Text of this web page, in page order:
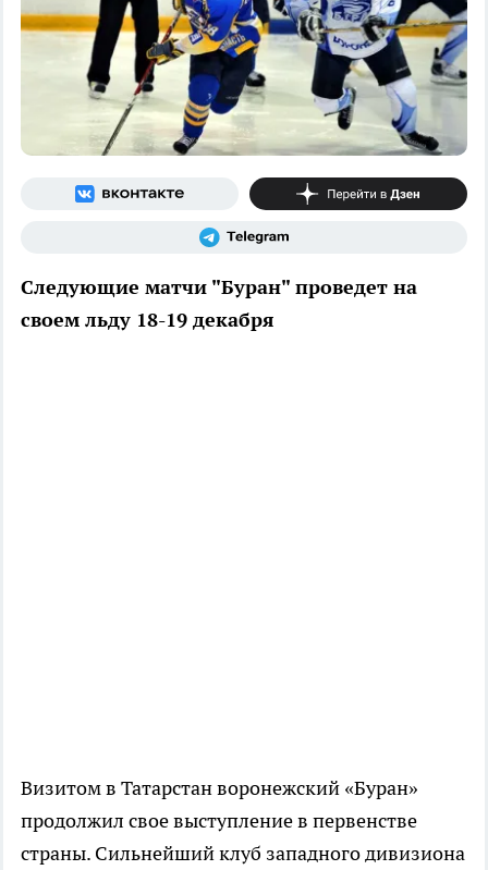
Следующие матчи "Буран" проведет на
своем льду 18-19 декабря
Визитом в Татарстан воронежский «Буран»
продолжил свое выступление в первенстве
страны. Сильнейший клуб западного дивизиона